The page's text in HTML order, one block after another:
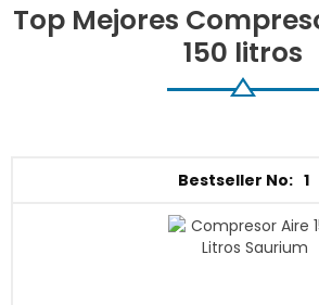
Top Mejores
150 litros
1